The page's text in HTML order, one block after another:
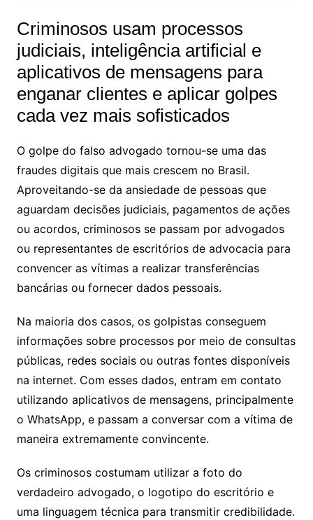
Criminosos usam processos
judiciais, inteligência artificial e
aplicativos de mensagens para
enganar clientes e aplicar golpes
cada vez mais sofisticados
O golpe do falso advogado tornou-se uma das
fraudes digitais que mais crescem no Brasil.
Aproveitando-se da ansiedade de pessoas que
aguardam decisões judiciais, pagamentos de ações
ou acordos, criminosos se passam por advogados
ou representantes de escritórios de advocacia para
convencer as vítimas a realizar transferências
bancárias ou fornecer dados pessoais.
Na maioria dos casos, os golpistas conseguem
informações sobre processos por meio de consultas
públicas, redes sociais ou outras fontes disponíveis
na internet. Com esses dados, entram em contato
utilizando aplicativos de mensagens, principalmente
o WhatsApp, e passam a conversar com a vítima de
maneira extremamente convincente.
Os criminosos costumam utilizar a foto do
verdadeiro advogado, o logotipo do escritório e
uma linguagem técnica para transmitir credibilidade.